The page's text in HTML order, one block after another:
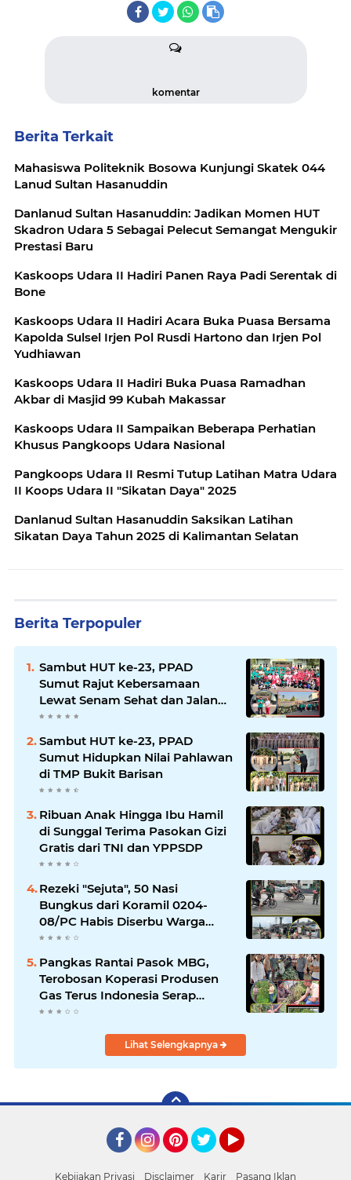
komentar
Berita Terkait
Mahasiswa Politeknik Bosowa Kunjungi Skatek 044
Lanud Sultan Hasanuddin
Danlanud Sultan Hasanuddin: Jadikan Momen HUT
Skadron Udara 5 Sebagai Pelecut Semangat Mengukir
Prestasi Baru
Kaskoops Udara II Hadiri Panen Raya Padi Serentak di
Bone
Kaskoops Udara II Hadiri Acara Buka Puasa Bersama
Kapolda Sulsel Irjen Pol Rusdi Hartono dan Irjen Pol
Yudhiawan
Kaskoops Udara II Hadiri Buka Puasa Ramadhan
Akbar di Masjid 99 Kubah Makassar
Kaskoops Udara II Sampaikan Beberapa Perhatian
Khusus Pangkoops Udara Nasional
Pangkoops Udara II Resmi Tutup Latihan Matra Udara
II Koops Udara II "Sikatan Daya" 2025
Danlanud Sultan Hasanuddin Saksikan Latihan
Sikatan Daya Tahun 2025 di Kalimantan Selatan
Berita Terpopuler
Sambut HUT ke-23, PPAD
Sumut Rajut Kebersamaan
Lewat Senam Sehat dan Jalan
Santai di Mako Bekangdam I/BB
Sambut HUT ke-23, PPAD
Sumut Hidupkan Nilai Pahlawan
di TMP Bukit Barisan
Ribuan Anak Hingga Ibu Hamil
di Sunggal Terima Pasokan Gizi
Gratis dari TNI dan YPPSDP
Rezeki "Sejuta", 50 Nasi
Bungkus dari Koramil 0204-
08/PC Habis Diserbu Warga
Pantai Cermin
Pangkas Rantai Pasok MBG,
Terobosan Koperasi Produsen
Gas Terus Indonesia Serap
Panen Petani
Lihat Selengkapnya
Kebijakan Privasi Disclaimer Karir Pasang Iklan